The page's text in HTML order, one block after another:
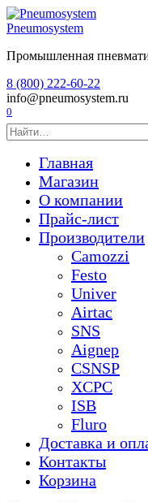
Перейти
к
Pneumosystem
Промышленная
8 (800) 222-60-22
info@pneumosystem.ru
0
Search
for:
Главная
Магазин
О компании
Прайс-лист
Производители
Camozzi
Festo
Univer
Airtac
SNS
Aignep
CSNSP
XCPC
ISB
Fluro
Доставка и
Контакты
Корзина